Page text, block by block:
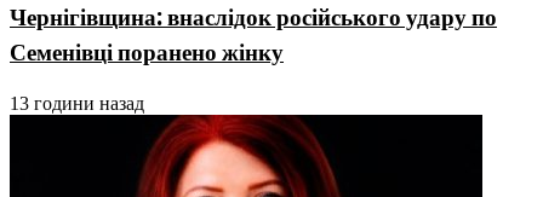
Чернігівщина: внаслідок російського удару по
Семенівці поранено жінку
13 години назад